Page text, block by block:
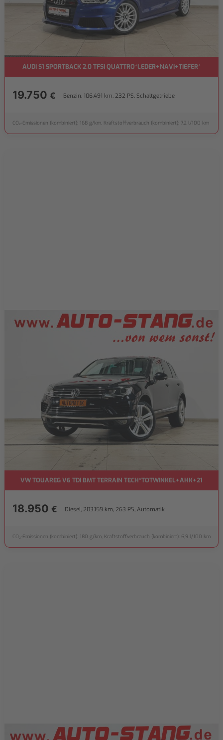
AUDI S1 SPORTBACK 2.0 TFSI QUATTRO*LEDER+NAVI+TIEFER*
19.750 € Benzin, 106.491 km, 232 PS, Schaltgetriebe
CO₂-Emissionen (kombiniert): 168 g/km, Kraftstoffverbrauch (kombiniert): 7,2 l/100 km
VW TOUAREG V6 TDI BMT TERRAIN TECH*TOTWINKEL+AHK+21
18.950 € Diesel, 203.159 km, 263 PS, Automatik
CO₂-Emissionen (kombiniert): 180 g/km, Kraftstoffverbrauch (kombiniert): 6,9 l/100 km